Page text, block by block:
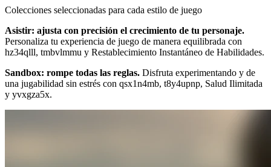
Colecciones seleccionadas para cada estilo de juego
Asistir: ajusta con precisión el crecimiento de tu personaje.
Personaliza tu experiencia de juego de manera equilibrada con
hz34qlll, tmbvlmmu y Restablecimiento Instantáneo de Habilidades.
Sandbox: rompe todas las reglas. Disfruta experimentando y de
una jugabilidad sin estrés con qsx1n4mb, t8y4upnp, Salud Ilimitada
y yvxgza5x.